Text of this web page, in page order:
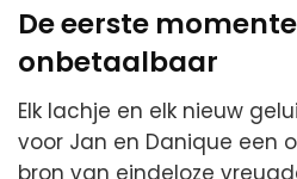
De eerste
onbetaalbaar
Elk lachje en elk nieuw
voor Jan en Danique een
bron van eindeloze